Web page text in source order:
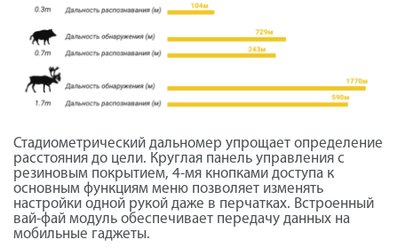
Стадиометрический дальномер упрощает определение
расстояния до цели. Круглая панель управления с
резиновым покрытием, 4-мя кнопками доступа к
основным функциям меню позволяет изменять
настройки одной рукой даже в перчатках. Встроенный
вай-фай модуль обеспечивает передачу данных на
мобильные гаджеты.